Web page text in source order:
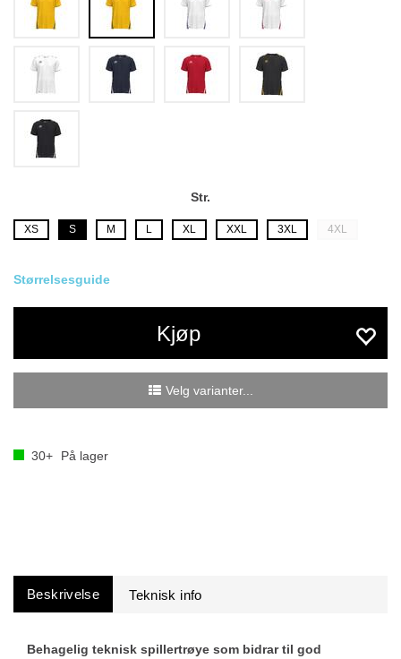
Str.
XS S M L XL XXL 3XL 4XL
Størrelsesguide
Kjøp
Velg varianter...
30+ På lager
Beskrivelse
Behagelig teknisk spillertrøye som bidrar til god